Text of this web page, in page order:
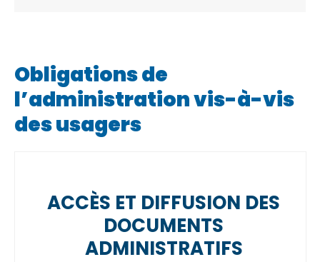
Obligations de
l’administration vis-à-vis
des usagers
ACCÈS ET DIFFUSION DES
DOCUMENTS
ADMINISTRATIFS